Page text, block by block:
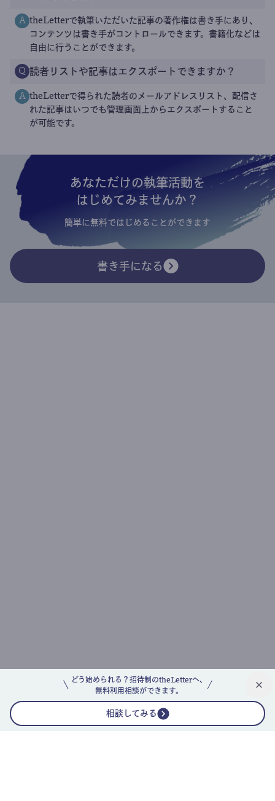
どう始められる？招待制のtheLetterへ、
無料利用相談ができます。
相談してみる
A theLetterで執筆いただいた記事の著作権は書き手にあり、
コンテンツは書き手がコントロールできます。書籍化などは
自由に行うことができます。
Q 読者リストや記事はエクスポートできますか？
A theLetterで得られた読者のメールアドレスリスト、配信さ
れた記事はいつでも管理画面上からエクスポートすること
が可能です。
あなただけの執筆活動を
はじめてみませんか？
簡単に無料ではじめることができます
書き手になる